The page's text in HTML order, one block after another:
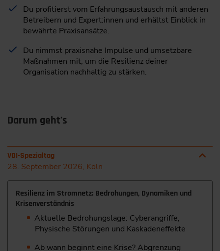
Du profitierst vom Erfahrungsaustausch mit anderen
Betreibern und Expert:innen und erhältst Einblick in
bewährte Praxisansätze.
Du nimmst praxisnahe Impulse und umsetzbare
Maßnahmen mit, um die Resilienz deiner
Organisation nachhaltig zu stärken.
Darum geht’s
VDI-Spezialtag
28. September 2026, Köln
Resilienz im Stromnetz: Bedrohungen, Dynamiken und
Krisenverständnis
Aktuelle Bedrohungslage: Cyberangriffe,
Physische Störungen und Kaskadeneffekte
Ab wann beginnt eine Krise? Abgrenzung